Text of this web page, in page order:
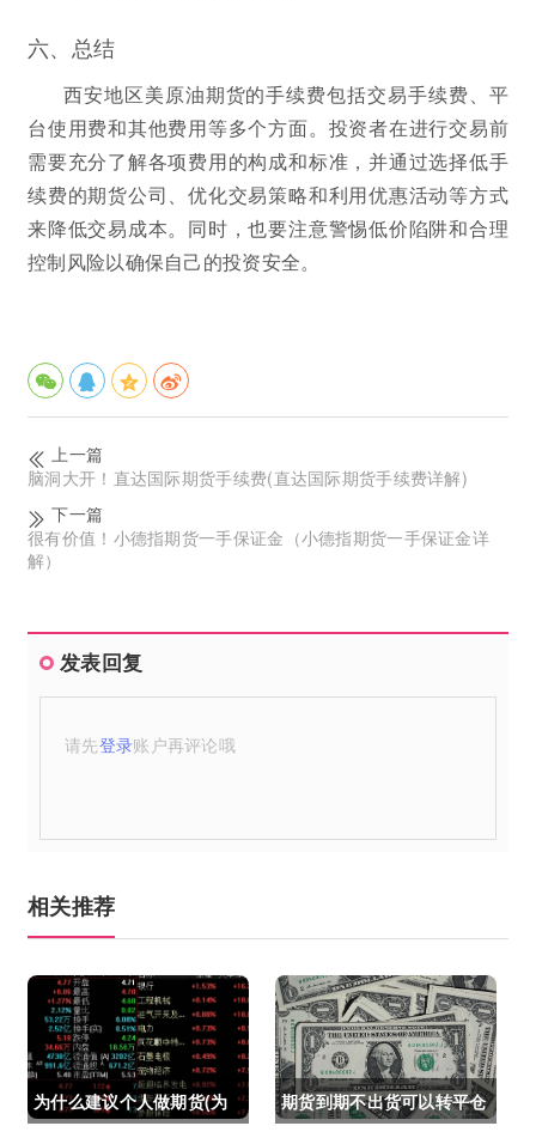
六、总结
西安地区美原油期货的手续费包括交易手续费、平
台使用费和其他费用等多个方面。投资者在进行交易前
需要充分了解各项费用的构成和标准，并通过选择低手
续费的期货公司、优化交易策略和利用优惠活动等方式
来降低交易成本。同时，也要注意警惕低价陷阱和合理
控制风险以确保自己的投资安全。
上一篇
脑洞大开！直达国际期货手续费(直达国际期货手续费详解)
下一篇
很有价值！小德指期货一手保证金（小德指期货一手保证金详
解）
发表回复
请先登录账户再评论哦
相关推荐
为什么建议个人做期货(为
期货到期不出货可以转平仓